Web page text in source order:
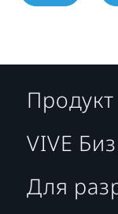
Продукт
VIVE
Для